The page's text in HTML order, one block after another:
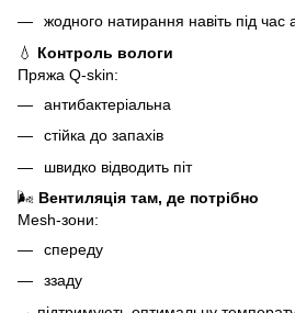
жодного натирання навіть під час
💧 Контроль вологи
Пряжа Q-skin:
антибактеріальна
стійка до запахів
швидко відводить піт
🌬 Вентиляція там, де потрібно
Mesh-зони:
спереду
ззаду